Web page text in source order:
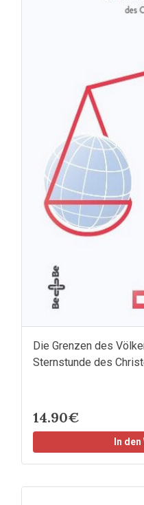
Die Grenzen des
Sternstunde des
14.90€
In